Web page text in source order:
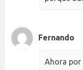
Fernando
Ahora por